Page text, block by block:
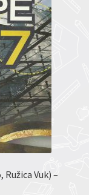
Ružica Vuk) –